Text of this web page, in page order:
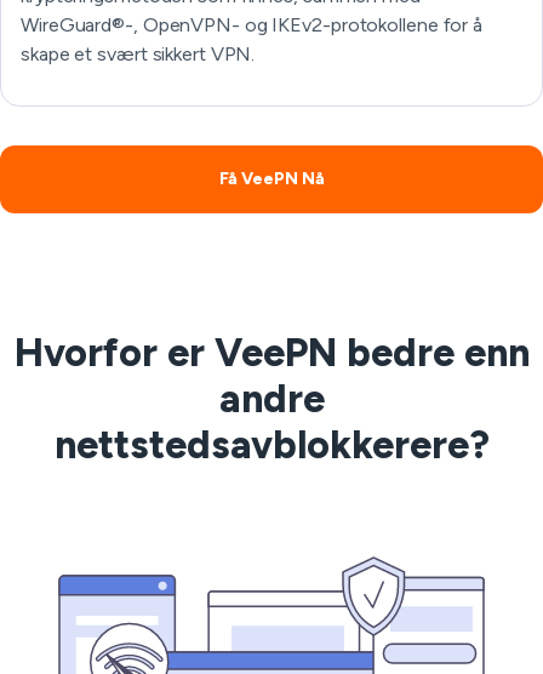
WireGuard®-, OpenVPN- og IKEv2-protokollene for å
skape et svært sikkert VPN.
Få VeePN Nå
Hvorfor er VeePN bedre enn
andre
nettstedsavblokkerere?